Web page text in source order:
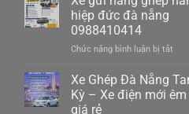
hiệp đức đà nẵng
0988410414
Chức năng bình luận bị tắt
gửi
Xe Ghép Đà Nẵng
Kỳ – Xe điện mới
giá rẻ